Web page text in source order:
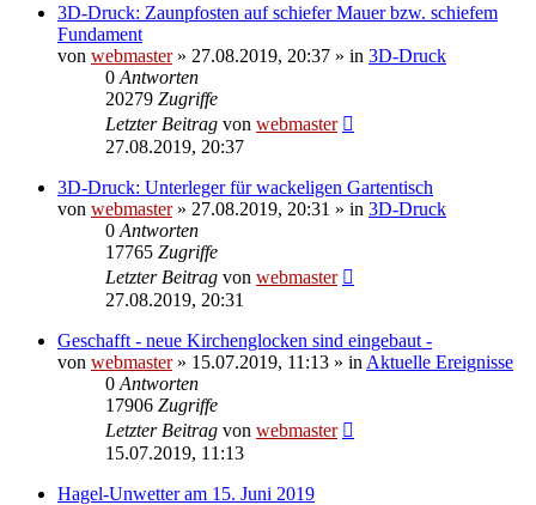
3D-Druck: Zaunpfosten auf schiefer Mauer bzw. schiefem
Fundament
von webmaster» 27.08.2019, 20:37 » in 3D-Druck
0 Antworten
20279 Zugriffe
Letzter Beitrag von webmaster
27.08.2019, 20:37
3D-Druck: Unterleger für wackeligen Gartentisch
von webmaster» 27.08.2019, 20:31 » in 3D-Druck
0 Antworten
17765 Zugriffe
Letzter Beitrag von webmaster
27.08.2019, 20:31
Geschafft - neue Kirchenglocken sind eingebaut -
von webmaster» 15.07.2019, 11:13 » in Aktuelle Ereignisse
0 Antworten
17906 Zugriffe
Letzter Beitrag von webmaster
15.07.2019, 11:13
Hagel-Unwetter am 15. Juni 2019